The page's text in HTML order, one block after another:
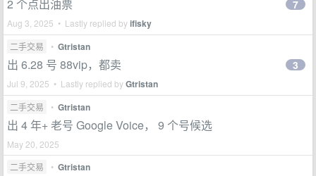
2 个点出油票
Aug 3, 2025 • Lastly replied byifisky
7
二手交易 • Gtristan
出 6.28 号 88vip，都卖
Jul 9, 2025 • Lastly replied byGtristan
3
二手交易 • Gtristan
出 4 年+ 老号 Google Voice， 9 个号候选
May 20, 2025
二手交易
• Gtristan